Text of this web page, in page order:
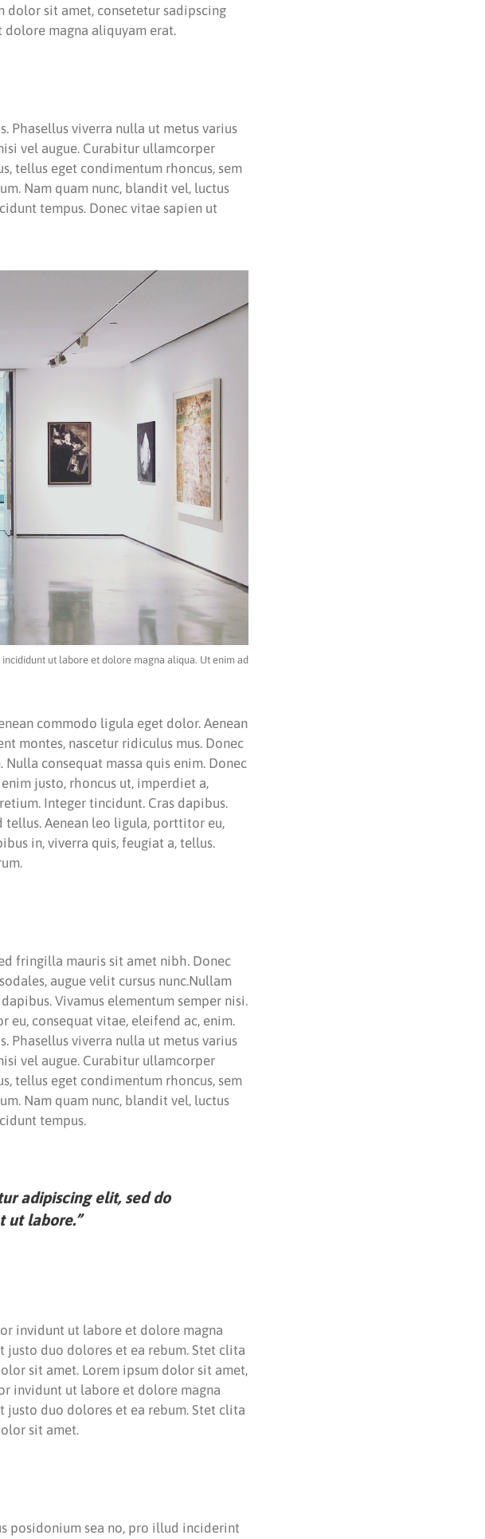
dolor sit amet, consetetur sadipscing
magna aliquyam erat.
Phasellus viverra nulla ut metus varius
vel augue. Curabitur ullamcorper
tellus eget condimentum rhoncus, sem
Nam quam nunc, blandit vel, luctus
tempus. Donec vitae sapien ut
ut labore et dolore magna aliqua. Ut enim ad
commodo ligula eget dolor. Aenean
montes, nascetur ridiculus mus. Donec
consequat massa quis enim. Donec
justo, rhoncus ut, imperdiet a,
Integer tincidunt. Cras dapibus.
tellus. Aenean leo ligula, porttitor eu,
in, viverra quis, feugiat a, tellus.
fringilla mauris sit amet nibh. Donec
augue velit cursus nunc.Nullam
Vivamus elementum semper nisi.
consequat vitae, eleifend ac, enim.
Phasellus viverra nulla ut metus varius
vel augue. Curabitur ullamcorper
tellus eget condimentum rhoncus, sem
Nam quam nunc, blandit vel, luctus
tempus.
adipiscing elit, sed do
ut labore.”
invidunt ut labore et dolore magna
justo duo dolores et ea rebum. Stet clita
sit amet. Lorem ipsum dolor sit amet,
invidunt ut labore et dolore magna
justo duo dolores et ea rebum. Stet clita
sit amet.
posidonium sea no, pro illud inciderint